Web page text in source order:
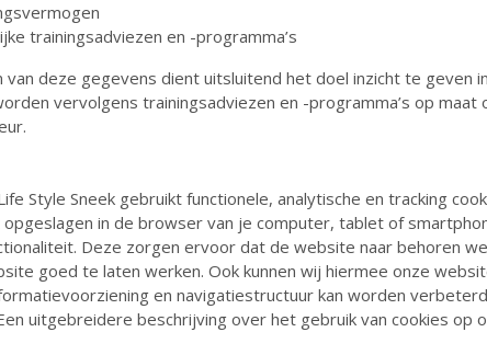
trainingsadviezen en -programma’s
deze gegevens dient uitsluitend het doel inzicht te geven
vervolgens trainingsadviezen en -programma’s op
Style Sneek gebruikt functionele, analytische en tracking
in de browser van je computer, tablet of
Deze zorgen ervoor dat de website naar behoren
goed te laten werken. Ook kunnen wij hiermee onze
en navigatiestructuur kan worden
uitgebreidere beschrijving over het gebruik van cookies op